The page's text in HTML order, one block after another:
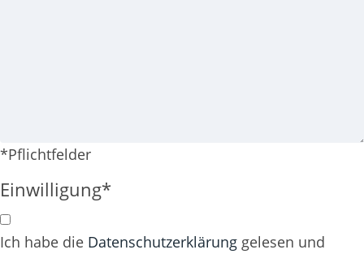
*Pflichtfelder
Einwilligung*
Ich habe die Datenschutzerklärung gelesen und